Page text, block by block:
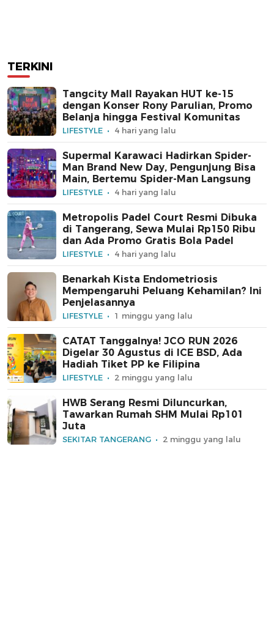
TERKINI
Tangcity Mall Rayakan HUT ke-15
dengan Konser Rony Parulian, Promo
Belanja hingga Festival Komunitas
LIFESTYLE 4 hari yang lalu
Supermal Karawaci Hadirkan Spider-
Man Brand New Day, Pengunjung Bisa
Main, Bertemu Spider-Man Langsung
LIFESTYLE 4 hari yang lalu
Metropolis Padel Court Resmi Dibuka
di Tangerang, Sewa Mulai Rp150 Ribu
dan Ada Promo Gratis Bola Padel
LIFESTYLE 4 hari yang lalu
Benarkah Kista Endometriosis
Mempengaruhi Peluang Kehamilan? Ini
Penjelasannya
LIFESTYLE 1 minggu yang lalu
CATAT Tanggalnya! JCO RUN 2026
Digelar 30 Agustus di ICE BSD, Ada
Hadiah Tiket PP ke Filipina
LIFESTYLE 2 minggu yang lalu
HWB Serang Resmi Diluncurkan,
Tawarkan Rumah SHM Mulai Rp101
Juta
SEKITAR TANGERANG 2 minggu yang lalu